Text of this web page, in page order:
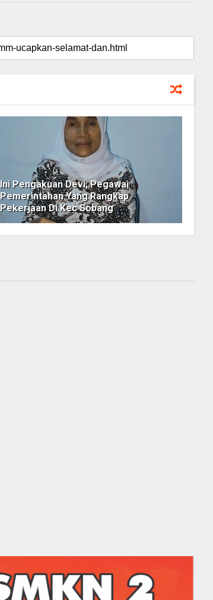
Ini Pengakuan Devi, Pegawai
Pemerintahan Yang Rangkap
Pekerjaan Di Kec Sobang